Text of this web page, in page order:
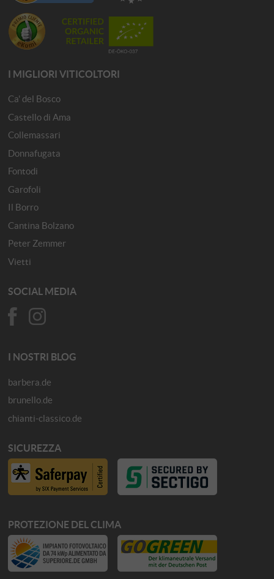
I MIGLIORI VITICOLTORI
Ca' del Bosco
Castello di Ama
Collemassari
Donnafugata
Fontodi
Garofoli
Il Borro
Cantina Bolzano
Peter Zemmer
Vietti
SOCIAL MEDIA
I NOSTRI BLOG
barbera.de
brunello.de
chianti-classico.de
SICUREZZA
PROTEZIONE DEL CLIMA